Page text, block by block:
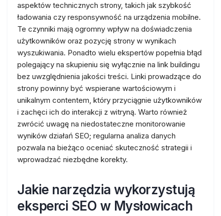
aspektów technicznych strony, takich jak szybkość
ładowania czy responsywność na urządzenia mobilne.
Te czynniki mają ogromny wpływ na doświadczenia
użytkowników oraz pozycję strony w wynikach
wyszukiwania. Ponadto wielu ekspertów popełnia błąd
polegający na skupieniu się wyłącznie na link buildingu
bez uwzględnienia jakości treści. Linki prowadzące do
strony powinny być wspierane wartościowym i
unikalnym contentem, który przyciągnie użytkowników
i zachęci ich do interakcji z witryną. Warto również
zwrócić uwagę na niedostateczne monitorowanie
wyników działań SEO; regularna analiza danych
pozwala na bieżąco oceniać skuteczność strategii i
wprowadzać niezbędne korekty.
Jakie narzędzia wykorzystują
eksperci SEO w Mysłowicach